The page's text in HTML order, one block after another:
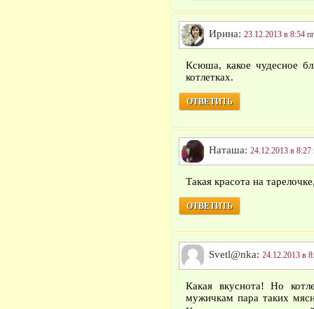
Ирина: 23.12.2013 в 8:54
Ксюша, какое чудесное
котлетках.
ОТВЕТИТЬ
Наташа: 24.12.2013 в 8:27
Такая красота на
ОТВЕТИТЬ
Svetl@nka: 24.12.2013 в
Какая вкуснота! Но
мужичкам пара таких